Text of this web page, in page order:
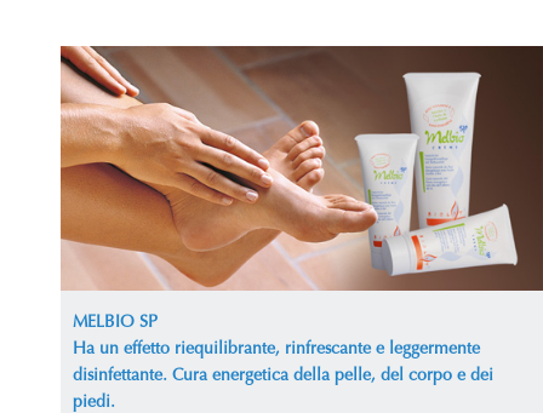
MELBIO SP
Ha un effetto riequilibrante, rinfrescante e leggermente
disinfettante. Cura energetica della pelle, del corpo e dei
piedi.